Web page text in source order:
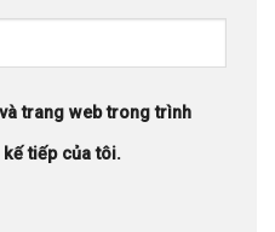
trang web trong trình
tiếp của tôi.